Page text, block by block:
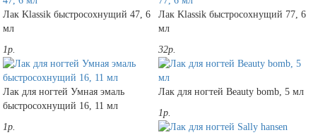
Лак Klassik быстросохнущий 47, 6
мл
1р.
Лак Klassik быстросохнущий 77, 6
мл
32р.
Лак для ногтей Умная эмаль
быстросохнущий 16, 11 мл
1р.
Лак для ногтей Beauty bomb, 5 мл
1р.